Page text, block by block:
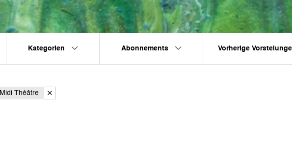
Kategorien Abonnements Vorherige
Midi Théâtre